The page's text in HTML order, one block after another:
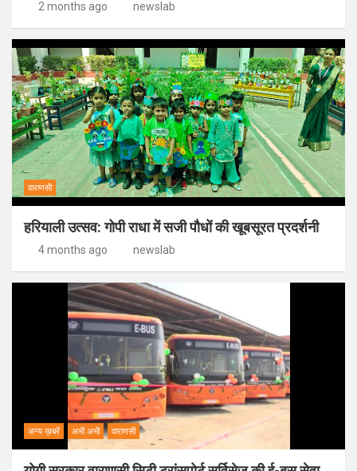
2 months ago newslab
वाराणसी
हरियाली उत्सव: गोपी राधा में सजी पौधों की खूबसूरत प्रदर्शनी
4 months ago newslab
अन्य ख़बरें अभी अभी वाराणसी